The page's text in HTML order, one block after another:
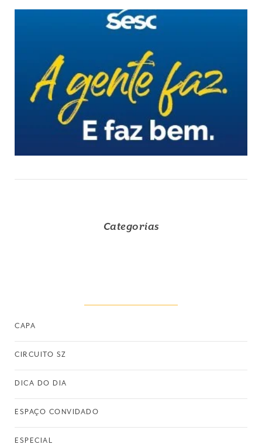
Categorias
CAPA
CIRCUITO SZ
DICA DO DIA
ESPAÇO CONVIDADO
ESPECIAL